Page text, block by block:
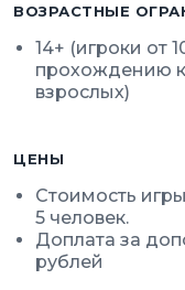
ВОЗРАСТНЫЕ
14+ (игроки от
прохождению
взрослых)
ЦЕНЫ
Стоимость
5 человек.
Доплата за
рублей